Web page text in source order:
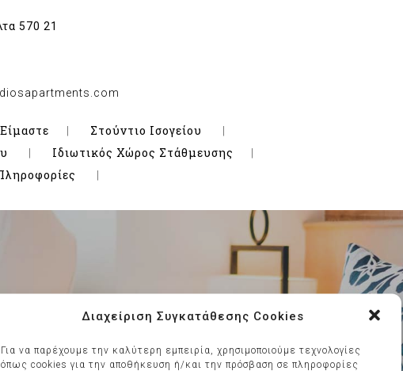
Διαχείριση Συγκατάθεσης Cookies
Για να παρέχουμε την καλύτερη εμπειρία, χρησιμοποιούμε τεχνολογίες
όπως cookies για την αποθήκευση ή/και την πρόσβαση σε πληροφορίες
570 21
Στούντιο Ισογείου
Ιδιωτικός Χώρος Στάθμευσης
Shop